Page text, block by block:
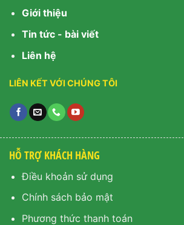
Giới thiệu
Tin tức - bài viết
Liên hệ
LIÊN KẾT VỚI CHÚNG TÔI
HỖ TRỢ KHÁCH HÀNG
Điều khoản sử dụng
Chính sách bảo mật
Phương thức thanh toán